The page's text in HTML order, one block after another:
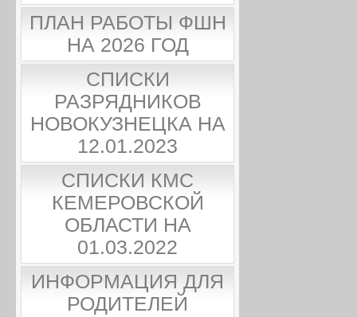
ПЛАН РАБОТЫ ФШН
НА 2026 ГОД
СПИСКИ
РАЗРЯДНИКОВ
НОВОКУЗНЕЦКА НА
12.01.2023
СПИСКИ КМС
КЕМЕРОВСКОЙ
ОБЛАСТИ НА
01.03.2022
ИНФОРМАЦИЯ ДЛЯ
РОДИТЕЛЕЙ